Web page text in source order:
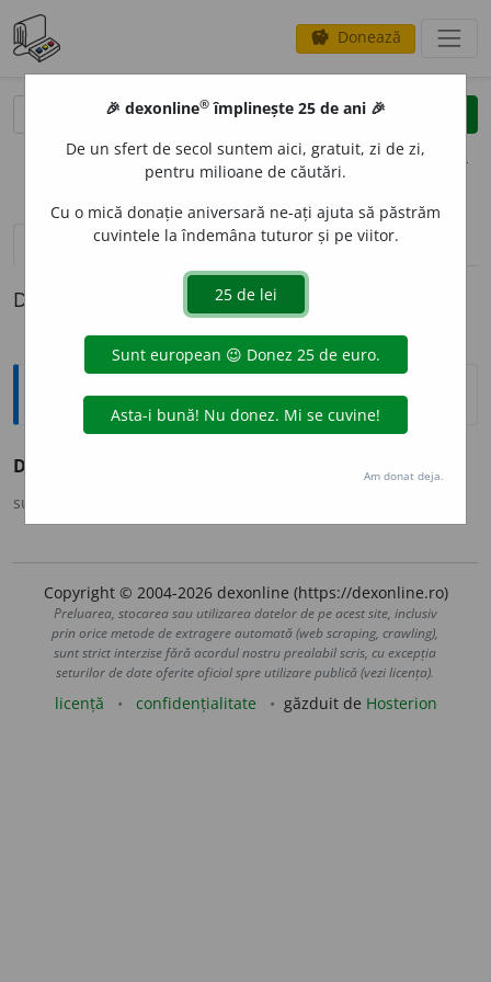
savings Donează
clear
opțiuni
definiții (1) pronunțievolume_up (5)
Definiția cu ID-ul 182567:
Sinonime
DULCE
sursa:
Copyright © 2004-2026 dexonline (https://dexonline.ro)
Preluarea, stocarea sau utilizarea datelor de pe acest site, inclusiv
prin orice metode de extragere automată (web scraping, crawling),
sunt strict interzise fără acordul nostru prealabil scris, cu excepția
seturilor de date oferite oficial spre utilizare publică (vezi licența).
licență confidențialitate găzduit de Hosterion
🎉 dexonline® împlinește 25 de ani 🎉
De un sfert de secol suntem aici, gratuit, zi de zi,
pentru milioane de căutări.
Cu o mică donație aniversară ne-ați ajuta să păstrăm
cuvintele la îndemâna tuturor și pe viitor.
Am donat deja.